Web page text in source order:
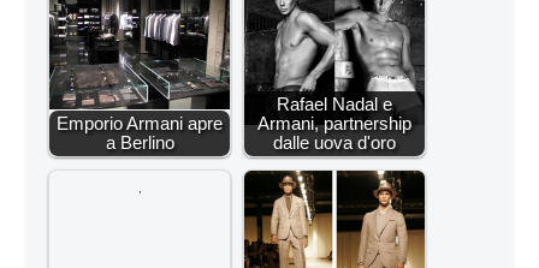
Emporio Armani apre
a Berlino
Rafael Nadal e
Armani, partnership
dalle uova d'oro